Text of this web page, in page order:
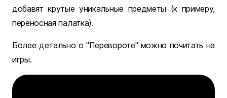
добавят крутые уникальные предметы (к примеру,
переносная палатка).
Более детально о "Перевороте" можно почитать на
игры.